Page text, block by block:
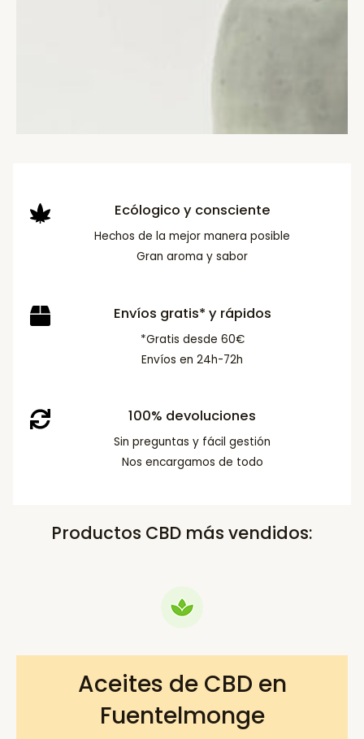
Ecólogico y consciente
Hechos de la mejor manera posible
Gran aroma y sabor
Envíos gratis* y rápidos
*Gratis desde 60€
Envíos en 24h-72h
100% devoluciones
Sin preguntas y fácil gestión
Nos encargamos de todo
Productos CBD más vendidos:
Aceites de CBD en
Fuentelmonge